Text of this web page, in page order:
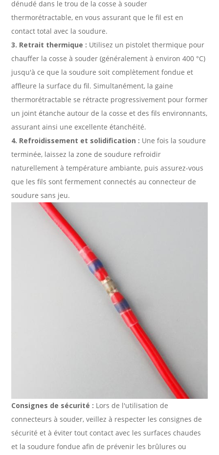
dénudé dans le trou de la cosse à souder
thermorétractable, en vous assurant que le fil est en
contact total avec la soudure.
3. Retrait thermique : Utilisez un pistolet thermique pour
chauffer la cosse à souder (généralement à environ 400 °C)
jusqu'à ce que la soudure soit complètement fondue et
affleure la surface du fil. Simultanément, la gaine
thermorétractable se rétracte progressivement pour former
un joint étanche autour de la cosse et des fils environnants,
assurant ainsi une excellente étanchéité.
4. Refroidissement et solidification : Une fois la soudure
terminée, laissez la zone de soudure refroidir
naturellement à température ambiante, puis assurez-vous
que les fils sont fermement connectés au connecteur de
soudure sans jeu.
Consignes de sécurité : Lors de l'utilisation de
connecteurs à souder, veillez à respecter les consignes de
sécurité et à éviter tout contact avec les surfaces chaudes
et la soudure fondue afin de prévenir les brûlures ou